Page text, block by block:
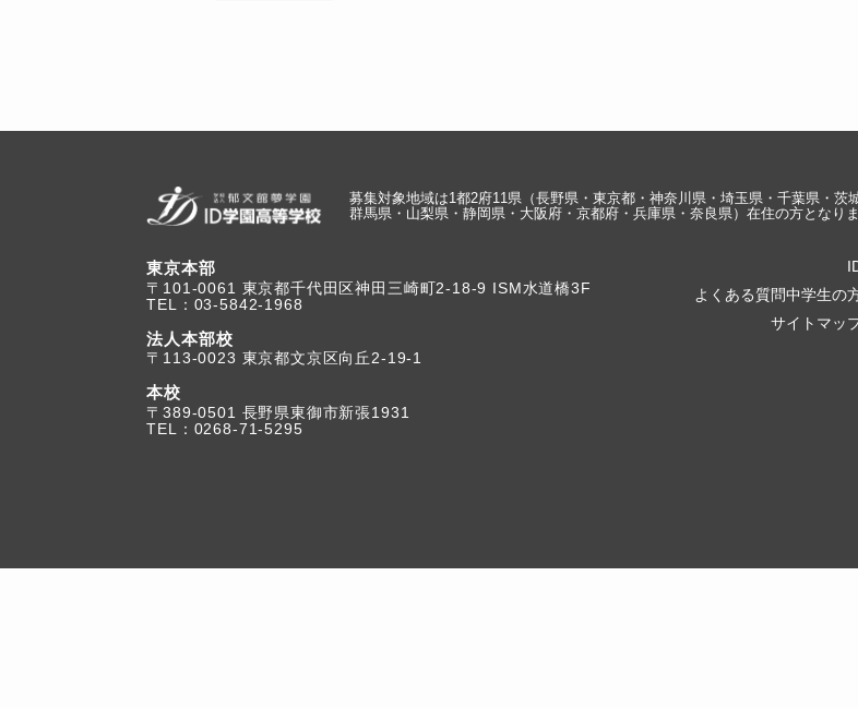
募集対象地域は1都2府11県（長野県・東京都・神奈川県・埼玉県・千葉県・茨
群馬県・山梨県・静岡県・大阪府・京都府・兵庫県・奈良県）在住の方となりま
東京本部
TEL：03-5842-1968
法人本部校
〒113-0023 東京都文京区向丘2-19-1
本校
TEL：0268-71-5295
よくある質問中学生の
サイトマッ